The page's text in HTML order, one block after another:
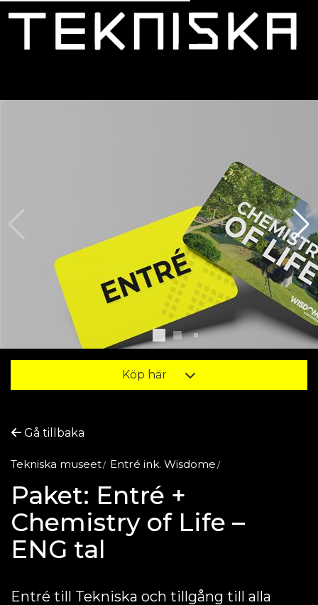
Köp här
Gå tillbaka
Tekniska museet Entré ink. Wisdome
Paket: Entré +
Chemistry of Life –
ENG tal
Entré till Tekniska och tillgång till alla